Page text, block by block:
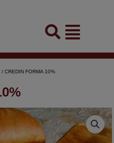
Flyout
Menu
/ CREDIN FORMA 10%